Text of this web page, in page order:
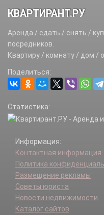
КВАРТИРАНТ.РУ
Аренда / сдать / снять /
посредников.
Квартиру / комнату / дом /
Поделиться:
Статистика:
Информация:
Контактная информация
Политика
Размещение рекламы
Советы юриста
Новости недвижимости
Каталог сайтов